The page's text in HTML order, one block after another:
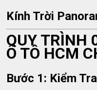
Kính Trời
QUY TRÌNH
Ô TÔ HCM
Bước 1: Kiểm